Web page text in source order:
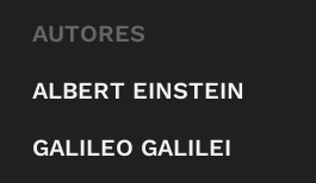
AUTORES
ALBERT EINSTEIN
GALILEO GALILEI